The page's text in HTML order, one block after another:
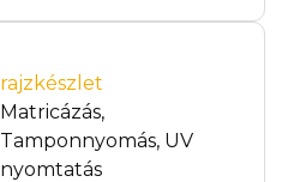
rajzkészlet
Matricázás,
Tamponnyomás, UV
nyomtatás